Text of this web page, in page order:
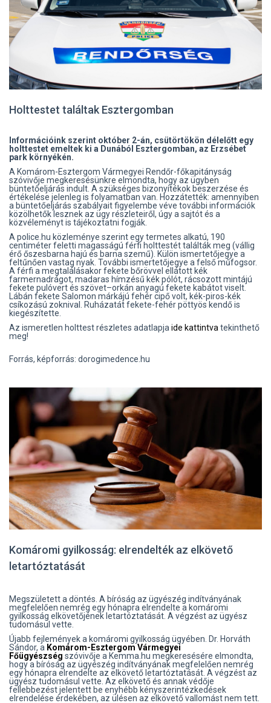
Holttestet találtak Esztergomban
Információink szerint október 2-án, csütörtökön délelőtt egy
holttestet emeltek ki a Dunából Esztergomban, az Erzsébet
park környékén.
A Komárom-Esztergom Vármegyei Rendőr-főkapitányság
szóvivője megkeresésünkre elmondta, hogy az ügyben
büntetőeljárás indult. A szükséges bizonyítékok beszerzése és
értékelése jelenleg is folyamatban van. Hozzátették: amennyiben
a büntetőeljárás szabályait figyelembe véve további információk
közölhetők lesznek az ügy részleteiről, úgy a sajtót és a
közvéleményt is tájékoztatni fogják.
A police.hu közleménye szerint egy termetes alkatú, 190
centiméter feletti magasságú férfi holttestét találták meg (vállig
érő őszesbarna hajú és barna szemű). Külön ismertetőjegye a
feltűnően vastag nyak. További ismertetőjegye a felső műfogsor.
A férfi a megtalálásakor fekete bőrövvel ellátott kék
farmernadrágot, madaras hímzésű kék pólót, rácsozott mintájú
fekete pulóvert és szövet–orkán anyagú fekete kabátot viselt.
Lábán fekete Salomon márkájú fehér cipő volt, kék-piros-kék
csíkozású zoknival. Ruházatát fekete-fehér pöttyös kendő is
kiegészítette.
Az ismeretlen holttest részletes adatlapja ide kattintva tekinthető
meg!
Forrás, képforrás: dorogimedence.hu
Komáromi gyilkosság: elrendelték az elkövető
letartóztatását
Megszületett a döntés. A bíróság az ügyészég indítványának
megfelelően nemrég egy hónapra elrendelte a komáromi
gyilkosság elkövetőjének letartóztatását. A végzést az ügyész
tudomásul vette.
Újabb fejlemények a komáromi gyilkosság ügyében. Dr. Horváth
Sándor, a Komárom-Esztergom Vármegyei
Főügyészség szóvivője a Kemma.hu megkeresésére elmondta,
hogy a bíróság az ügyészég indítványának megfelelően nemrég
egy hónapra elrendelte az elkövető letartóztatását. A végzést az
ügyész tudomásul vette. Az elkövető és annak védője
fellebbezést jelentett be enyhébb kényszerintézkedések
elrendelése érdekében, az ülésen az elkövető vallomást nem tett.